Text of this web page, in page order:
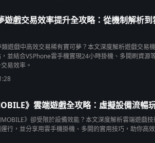
戲交易效率提升全攻略：從機制解析到
遊戲中高效交易稀有寶可夢？本文深度解析遊戲交易機
並結合VSPhone雲手機實現24小時掛機、多開刷資源
易效率。
》雲端遊戲全攻略：虛擬設備流暢
》卻受限於設備效能？本文深度解析雲端遊戲技
行，並分享用雲手機掛機、多開的實用技巧，助你高